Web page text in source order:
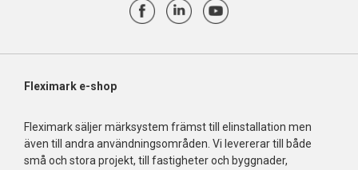
Fleximark e-shop
Fleximark säljer märksystem främst till elinstallation men
även till andra användningsområden. Vi levererar till både
små och stora projekt, till fastigheter och byggnader,